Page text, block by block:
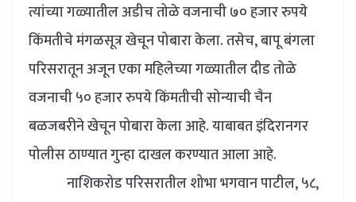
त्यांच्या गळ्यातील अडीच तोळे वजनाची ७० हजार रुपये
किंमतीचे मंगळसूत्र खेचून पोबारा केला. तसेच, बापू बंगला
परिसरातून अजून एका महिलेच्या गळ्यातील दीड तोळे
वजनाची ५० हजार रुपये किंमतीची सोन्याची चैन
बळजबरीने खेचून पोबारा केला आहे. याबाबत इंदिरानगर
पोलीस ठाण्यात गुन्हा दाखल करण्यात आला आहे.
नाशिकरोड परिसरातील शोभा भगवान पाटील, ५८,